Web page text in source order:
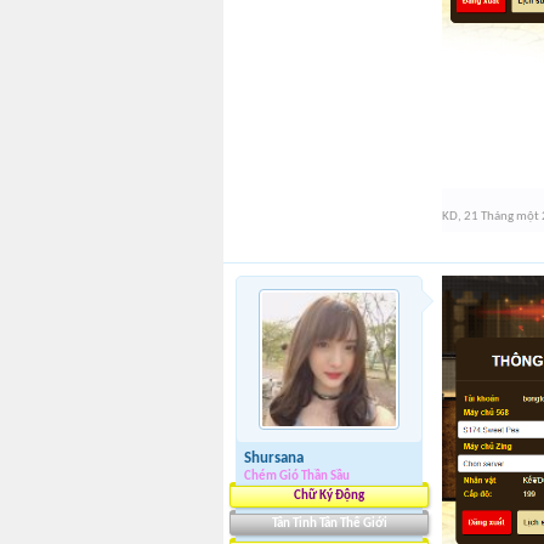
KD, 21 Tháng một
Shursana
Chém Gió Thần Sầu
Chữ Ký Động
Tân Tinh Tân Thế Giới